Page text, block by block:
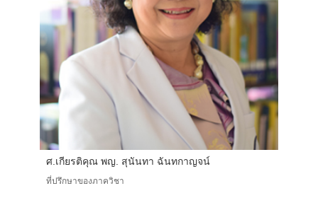
ศ.เกียรติคุณ พญ. สุนันทา ฉันทกาญจน์
ที่ปรึกษาของภาควิชา